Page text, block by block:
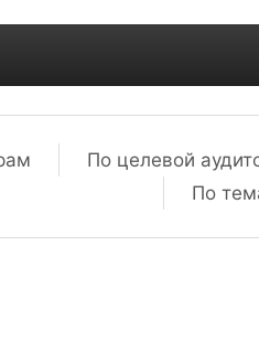
По целевой
По